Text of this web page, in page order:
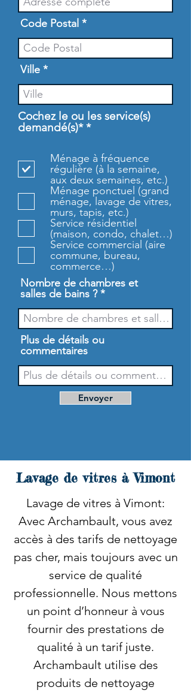
Code Postal
Ville
Cochez le ou les service(s)
demandé(s)* *O
g
a
t
o
i
r
e
Ménage à fréquence
régulière (à la semaine,
aux deux semaines, etc.)
Ménage ponctuel (grand
ménage, lavage de vitres,
murs, tapis, etc.)
Service résidentiel
(maison, condo, chalet…)
Service commercial (aire
commune, bureau,
commerce…)
Nombre de chambres et
salles de bains ?
Plus de détails ou
commentaires
Envoyer
Lavage de vitres à Vimont
Lavage de vitres à Vimont:
Avec Archambault, vous avez
accès à des tarifs de nettoyage
pas cher, mais toujours avec un
service de qualité
professionnelle. Nous mettons
un point d’honneur à vous
fournir des prestations de
qualité à un tarif juste.
Archambault utilise des
produits de nettoyage